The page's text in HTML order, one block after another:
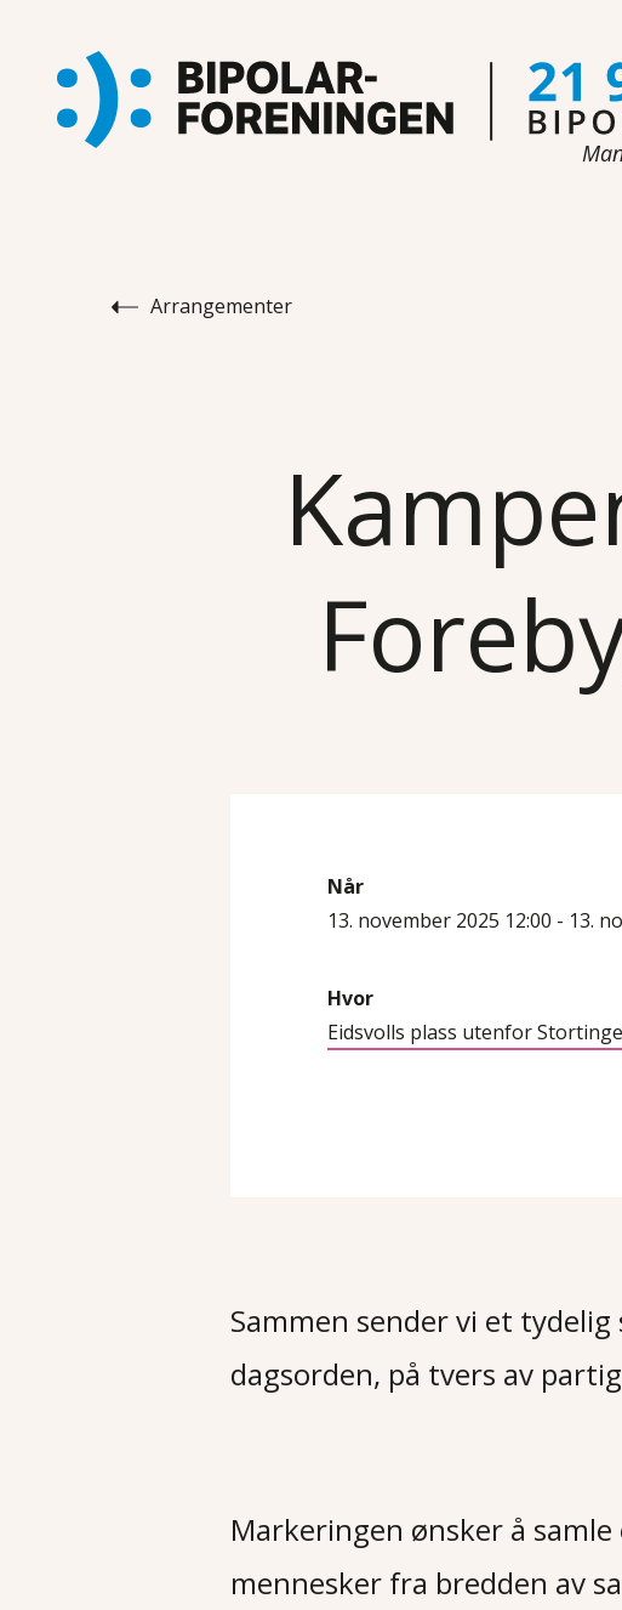
Arrangementer
Når
13. november 2025 12:00 - 13.
Hvor
Eidsvolls plass utenfor
Sammen sender vi et
dagsorden, på tvers av
Markeringen ønsker å
mennesker fra bredden av